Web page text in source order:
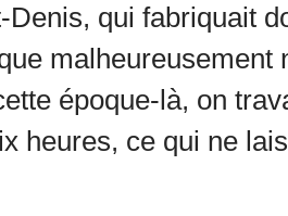
Denis, qui fabriquait
malheureusement
époque-là, on
heures, ce qui ne